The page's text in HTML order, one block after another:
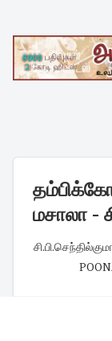
content
மசாலா -